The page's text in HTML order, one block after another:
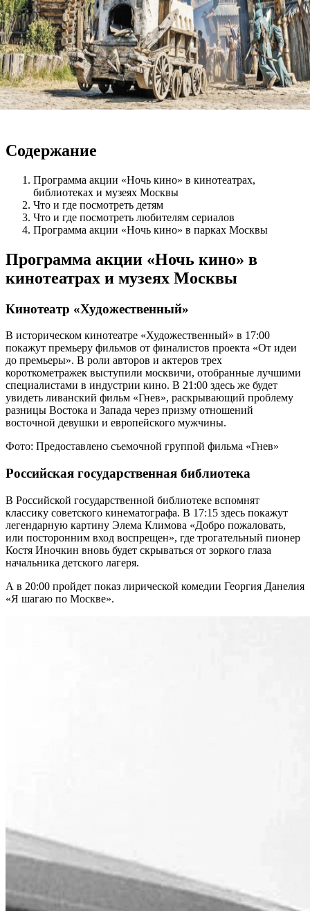
Содержание
Программа акции «Ночь кино» в кинотеатрах,
библиотеках и музеях Москвы
Что и где посмотреть детям
Что и где посмотреть любителям сериалов
Программа акции «Ночь кино» в парках Москвы
Программа акции «Ночь кино» в
кинотеатрах и музеях Москвы
Кинотеатр «Художественный»
В историческом кинотеатре «Художественный» в 17:00
покажут премьеру фильмов от финалистов проекта «От идеи
до премьеры». В роли авторов и актеров трех
короткометражек выступили москвичи, отобранные лучшими
специалистами в индустрии кино. В 21:00 здесь же будет
увидеть ливанский фильм «Гнев», раскрывающий проблему
разницы Востока и Запада через призму отношений
восточной девушки и европейского мужчины.
Фото: Предоставлено съемочной группой фильма «Гнев»
Российская государственная библиотека
В Российской государственной библиотеке вспомнят
классику советского кинематографа. В 17:15 здесь покажут
легендарную картину Элема Климова «Добро пожаловать,
или посторонним вход воспрещен», где трогательный пионер
Костя Иночкин вновь будет скрываться от зоркого глаза
начальника детского лагеря.
А в 20:00 пройдет показ лирической комедии Георгия Данелия
«Я шагаю по Москве».